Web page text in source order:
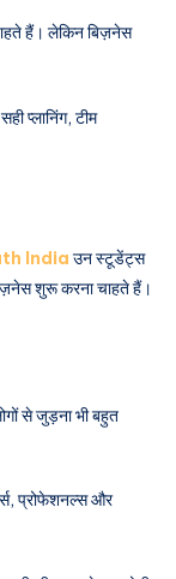
हैं। लेकिन बिज़नेस
प्लानिंग, टीम
India उन स्टूडेंट्स
शुरू करना चाहते हैं।
से जुड़ना भी बहुत
प्रोफेशनल्स और